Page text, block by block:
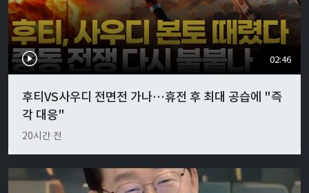
02:46
후티VS사우디 전면전 가나…휴전 후 최대 공습에 "즉
각 대응"
20시간 전